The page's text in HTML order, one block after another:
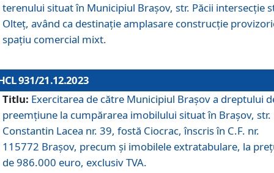
terenului situat în Municipiul Brașov, str. Păcii intersecție
Olteț, având ca destinație amplasare construcție
spațiu comercial mixt.
931/21.12.2023
Titlu: Exercitarea de către Municipiul Brașov a dreptului
preemțiune la cumpărarea imobilului situat în Brașov, str.
Constantin Lacea nr. 39, fostă Ciocrac, înscris în C.F. nr.
115772 Brașov, precum și imobilele extratabulare, la
de 986.000 euro, exclusiv TVA.